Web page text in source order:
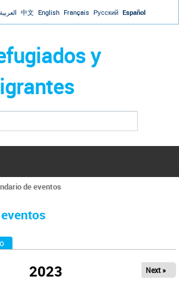
Jump to navigationالعربية 中文 English Français Русский Español
y
de eventos
2023 Next »